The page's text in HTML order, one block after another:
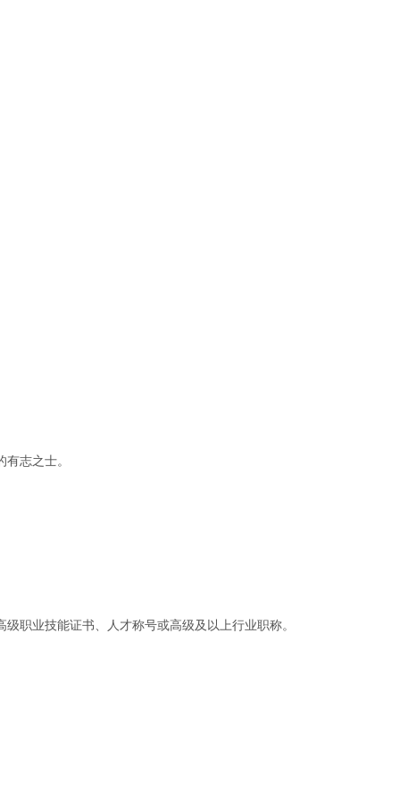
志之士。
职业技能证书、人才称号或高级及以上行业职称。